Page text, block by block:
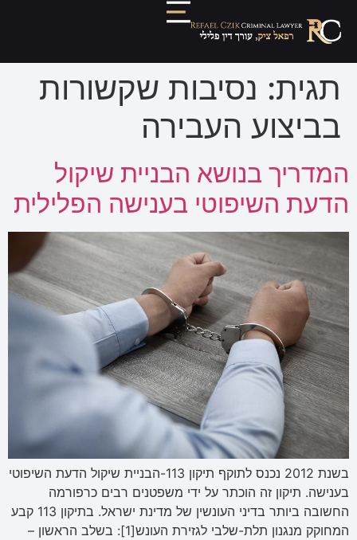
תגית: נסיבות שקשורות
בביצוע העבירה
המדריך בנושא הבניית שיקול
הדעת השיפוטי בענישה הפלילית
בשנת 2012 נכנס לתוקף תיקון 113-הבניית שיקול הדעת השיפוטי
בענישה. תיקון זה הוכתר על ידי משפטנים רבים כרפורמה
החשובה ביותר בדיני העונשין של מדינת ישראל. בתיקון 113 קבע
המחוקק מנגנון תלת-שלבי לגזירת העונש[1]: בשלב הראשון –